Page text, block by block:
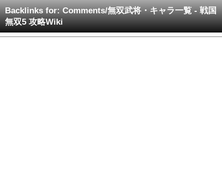
Backlinks for: Comments/無双武将・キャラ一覧 - 戦国
無双5 攻略Wiki